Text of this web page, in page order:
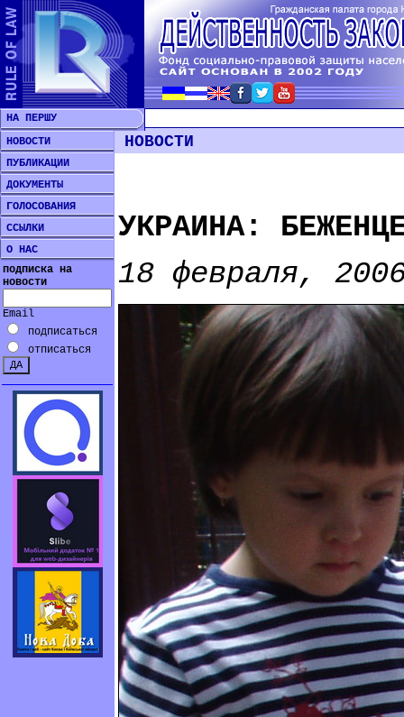
НА ПЕРШУ
НОВОСТИ
ПУБЛИКАЦИИ
ДОКУМЕНТЫ
ГОЛОСОВАНИЯ
ССЫЛКИ
О НАС
подписка на
новости
Email
подписаться
отписаться
НОВОСТИ
УКРАИНА:
18 февраля,